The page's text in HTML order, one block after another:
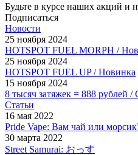
Будьте в курсе наших акций и
Подписаться
Новости
25 ноября 2024
HOTSPOT FUEL MORPH /
25 ноября 2024
HOTSPOT FUEL UP / Новинка
15 ноября 2024
8 тысяч затяжек = 888 рублей
Статьи
16 мая 2022
Pride Vape: Вам чай или
30 марта 2022
Street Samurai: おっす